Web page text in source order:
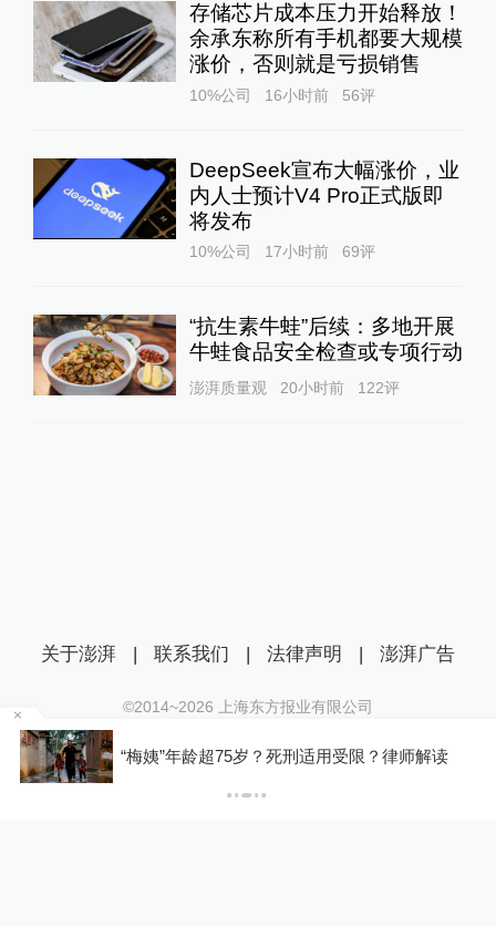
存储芯片成本压力开始释放！
余承东称所有手机都要大规模
涨价，否则就是亏损销售
10%公司 16小时前 56评
DeepSeek宣布大幅涨价，业
内人士预计V4 Pro正式版即
将发布
10%公司 17小时前 69评
“抗生素牛蛙”后续：多地开展
牛蛙食品安全检查或专项行动
澎湃质量观 20小时前 122评
“梅姨”年龄超75岁？死刑适用受限？律师解读
关于澎湃 | 联系我们 | 法律声明 | 澎湃广告
©2014~2026 上海东方报业有限公司
沪ICP证：沪B2-20170116 | 沪ICP备14003370号
互联网新闻信息服务许可证：31120170006
沪公网安备 31010602000299号